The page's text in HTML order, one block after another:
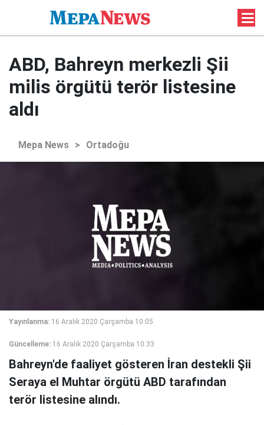
ABD, Bahreyn merkezli Şii
milis örgütü terör listesine
aldı
Mepa News > Ortadoğu
Yayınlanma: 16 Aralık 2020 Çarşamba 10:05
Güncelleme: 16 Aralık 2020 Çarşamba 10:33
Bahreyn'de faaliyet gösteren İran destekli Şii
Seraya el Muhtar örgütü ABD tarafından
terör listesine alındı.